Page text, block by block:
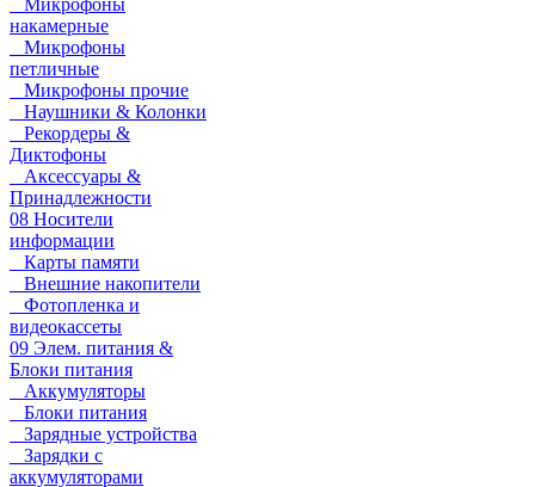
Микрофоны
накамерные
Микрофоны
петличные
Микрофоны прочие
Наушники & Колонки
Рекордеры &
Диктофоны
Аксессуары &
Принадлежности
08 Носители
информации
Карты памяти
Внешние накопители
Фотопленка и
видеокассеты
09 Элем. питания &
Блоки питания
Аккумуляторы
Блоки питания
Зарядные устройства
Зарядки с
аккумуляторами